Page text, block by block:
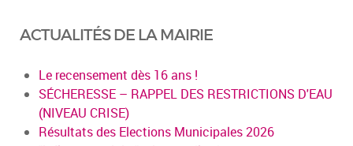
ACTUALITÉS DE LA MAIRIE
Le recensement dès 16 ans !
SÉCHERESSE – RAPPEL DES RESTRICTIONS D'EAU
(NIVEAU CRISE)
Résultats des Elections Municipales 2026